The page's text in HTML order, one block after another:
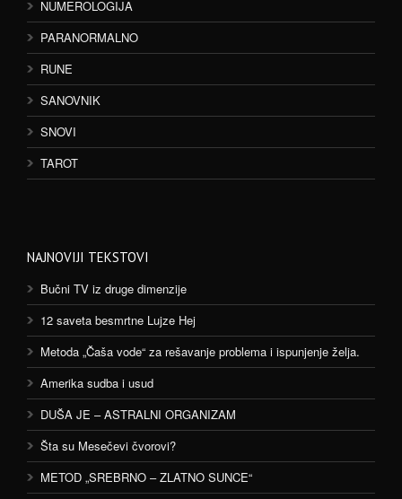
NUMEROLOGIJA
PARANORMALNO
RUNE
SANOVNIK
SNOVI
TAROT
NAJNOVIJI TEKSTOVI
Bučni TV iz druge dimenzije
12 saveta besmrtne Lujze Hej
Metoda „Čaša vode“ za rešavanje problema i ispunjenje želja.
Amerika sudba i usud
DUŠA JE – ASTRALNI ORGANIZAM
Šta su Mesečevi čvorovi?
METOD „SREBRNO – ZLATNO SUNCE“